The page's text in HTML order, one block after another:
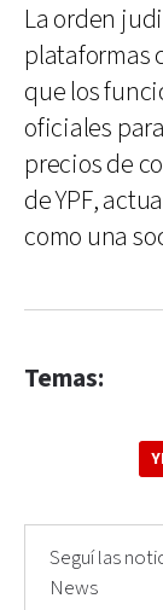
La orden
plataformas
que los
oficiales
precios de
de YPF,
como una
Temas:
Seguí las
News